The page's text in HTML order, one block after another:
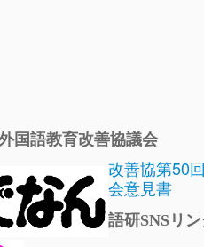
国語教育改善協議会
改善協第50
会意見書
語研SNSリ